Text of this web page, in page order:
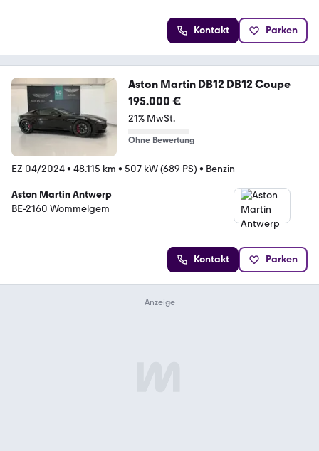
Kontakt Parken
Aston Martin DB12 DB12 Coupe
195.000 €
21% MwSt.
Ohne Bewertung
EZ 04/2024• 48.115 km • 507 kW (689 PS) • Benzin
Aston Martin Antwerp
BE-2160 Wommelgem
Kontakt Parken